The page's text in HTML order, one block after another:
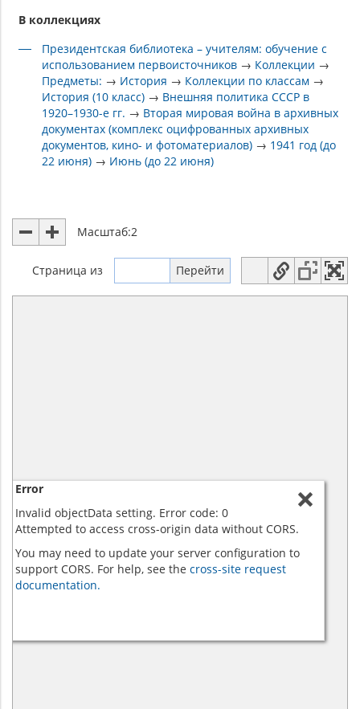
В коллекциях
Президентская библиотека – учителям: обучение с
использованием первоисточников → Коллекции →
Предметы: → История → Коллекции по классам →
История (10 класс) → Внешняя политика СССР в
1920–1930-е гг. → Вторая мировая война в архивных
документах (комплекс оцифрованных архивных
документов, кино- и фотоматериалов) → 1941 год (до
22 июня) → Июнь (до 22 июня)
Масштаб:2
Страница из
Error
Invalid objectData setting. Error code: 0
Attempted to access cross-origin data without CORS.
You may need to update your server configuration to
support CORS. For help, see the cross-site request
documentation.